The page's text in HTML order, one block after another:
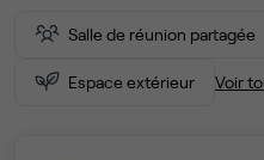
Salle de réunion partagée
Espace extérieur Voir